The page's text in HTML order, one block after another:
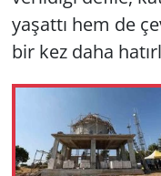
yaşattı hem de
bir kez daha